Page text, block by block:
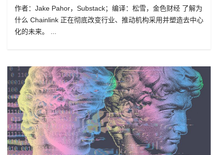
作者：Jake Pahor，Substack；编译：松雪，金色财经 了解为
什么 Chainlink 正在彻底改变行业、推动机构采用并塑造去中心
化的未来。 ...